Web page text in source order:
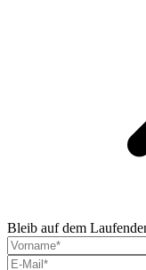
Bleib auf dem